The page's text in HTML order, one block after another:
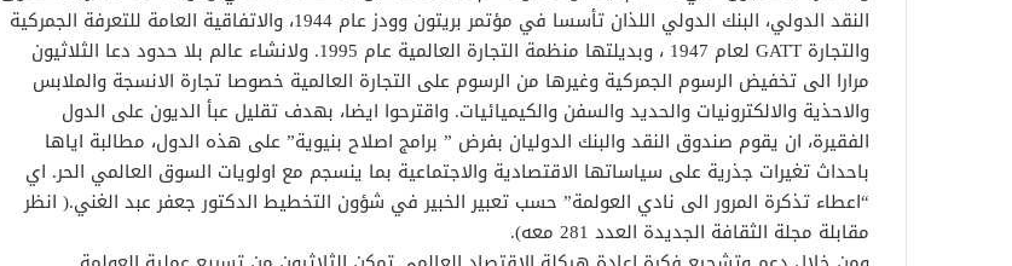
النقد الدولي، البنك الدولي اللذان تأسسا في مؤتمر بريتون وودز عام 1944، والاتفاقية العامة للتعرفة الجمركية
والتجارة GATT لعام 1947 ، وبديلتها منظمة التجارة العالمية عام 1995. ولانشاء عالم بلا حدود دعا الثلاثيون
مرارا الى تخفيض الرسوم الجمركية وغيرها من الرسوم على التجارة العالمية خصوصا تجارة الانسجة والملابس
والاحذية والالكترونيات والحديد والسفن والكيميائيات. واقترحوا ايضا، بهدف تقليل عبأ الديون على الدول
الفقيرة، ان يقوم صندوق النقد والبنك الدوليان بفرض ” برامج اصلاح بنيوية” على هذه الدول، مطالبة اياها
باحداث تغيرات جذرية على سياساتها الاقتصادية والاجتماعية بما ينسجم مع اولويات السوق العالمي الحر. اي
“اعطاء تذكرة المرور الى نادي العولمة” حسب تعبير الخبير في شؤون التخطيط الدكتور جعفر عبد الغني.( انظر
مقابلة مجلة الثقافة الجديدة العدد 281 معه).